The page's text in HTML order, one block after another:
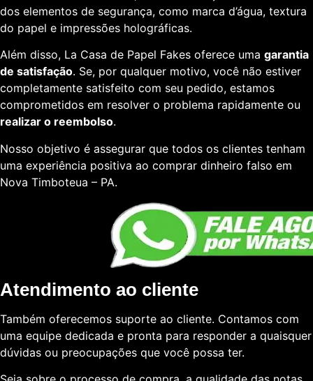
dos elementos de segurança, como marca d’água, textura
do papel e impressões holográficas.
Além disso, La Casa de Papel Fakes oferece uma garantia
de satisfação. Se, por qualquer motivo, você não estiver
completamente satisfeito com seu pedido, estamos
comprometidos em resolver o problema rapidamente ou
realizar o reembolso.
Nosso objetivo é assegurar que todos os clientes tenham
uma experiência positiva ao comprar dinheiro falso em
Nova Timboteua – PA.
Atendimento ao cliente
Também oferecemos suporte ao cliente. Contamos com
uma equipe dedicada e pronta para responder a quaisquer
dúvidas ou preocupações que você possa ter.